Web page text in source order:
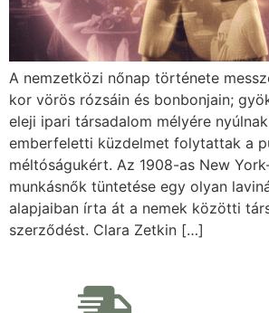
A nemzetközi nőnap története
kor vörös rózsáin és bonbonjain;
eleji ipari társadalom mélyére
emberfeletti küzdelmet folytattak a
méltóságukért. Az 1908-as New
munkásnők tüntetése egy olyan
alapjaiban írta át a nemek közötti
szerződést. Clara Zetkin […]